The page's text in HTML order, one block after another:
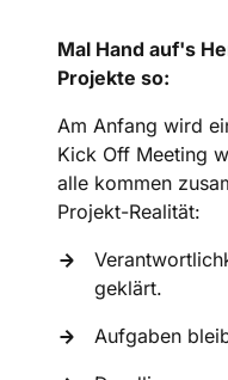
Mal Hand auf's
Projekte so:
Am Anfang wird
Kick Off Meeting
alle kommen
Projekt-Realität:
geklärt.
Aufgaben